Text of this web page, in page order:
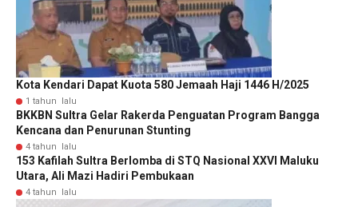
Kota Kendari Dapat Kuota 580 Jemaah Haji 1446 H/2025
1 tahun lalu
BKKBN Sultra Gelar Rakerda Penguatan Program Bangga
Kencana dan Penurunan Stunting
4 tahun lalu
153 Kafilah Sultra Berlomba di STQ Nasional XXVI Maluku
Utara, Ali Mazi Hadiri Pembukaan
4 tahun lalu